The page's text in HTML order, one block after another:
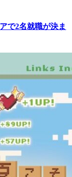
で2名就職が決ま